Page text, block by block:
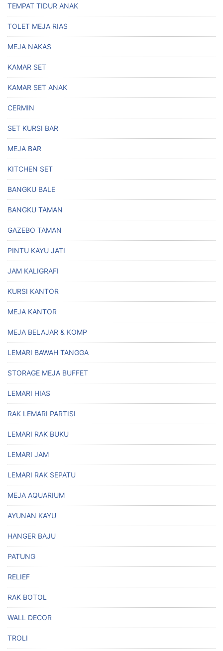
TEMPAT TIDUR ANAK
TOLET MEJA RIAS
MEJA NAKAS
KAMAR SET
KAMAR SET ANAK
CERMIN
SET KURSI BAR
MEJA BAR
KITCHEN SET
BANGKU BALE
BANGKU TAMAN
GAZEBO TAMAN
PINTU KAYU JATI
JAM KALIGRAFI
KURSI KANTOR
MEJA KANTOR
MEJA BELAJAR & KOMP
LEMARI BAWAH TANGGA
STORAGE MEJA BUFFET
LEMARI HIAS
RAK LEMARI PARTISI
LEMARI RAK BUKU
LEMARI JAM
LEMARI RAK SEPATU
MEJA AQUARIUM
AYUNAN KAYU
HANGER BAJU
PATUNG
RELIEF
RAK BOTOL
WALL DECOR
TROLI